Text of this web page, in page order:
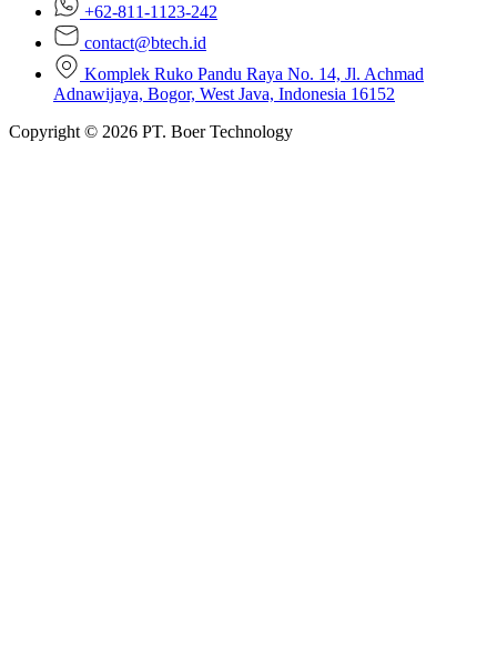
+62-811-1123-242
contact@btech.id
Komplek Ruko Pandu Raya No. 14, Jl. Achmad
Adnawijaya, Bogor, West Java, Indonesia 16152
Copyright © 2026 PT. Boer Technology